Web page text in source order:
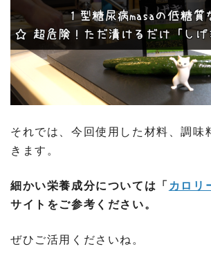
それでは、今回使用した材料、調味
きます。
細かい栄養成分については「カロリ
サイトをご参考ください。
ぜひご活用くださいね。